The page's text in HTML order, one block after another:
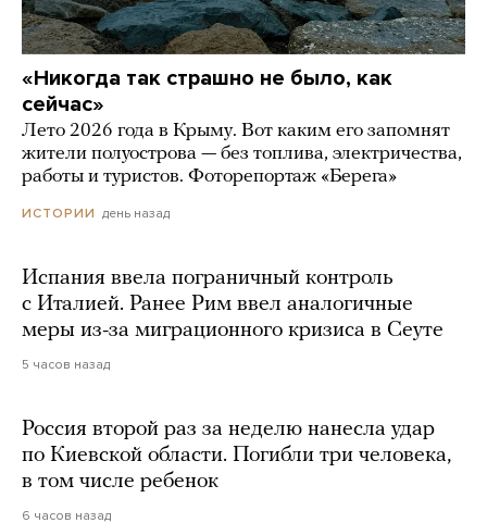
«Никогда так страшно не было, как
сейчас»
Лето 2026 года в Крыму. Вот каким его запомнят
жители полуострова — без топлива, электричества,
работы и туристов. Фоторепортаж «Берега»
ИСТОРИИ день назад
Испания ввела пограничный контроль
с Италией. Ранее Рим ввел аналогичные
меры из-за миграционного кризиса в Сеуте
5 часов назад
Россия второй раз за неделю нанесла удар
по Киевской области. Погибли три человека,
в том числе ребенок
6 часов назад